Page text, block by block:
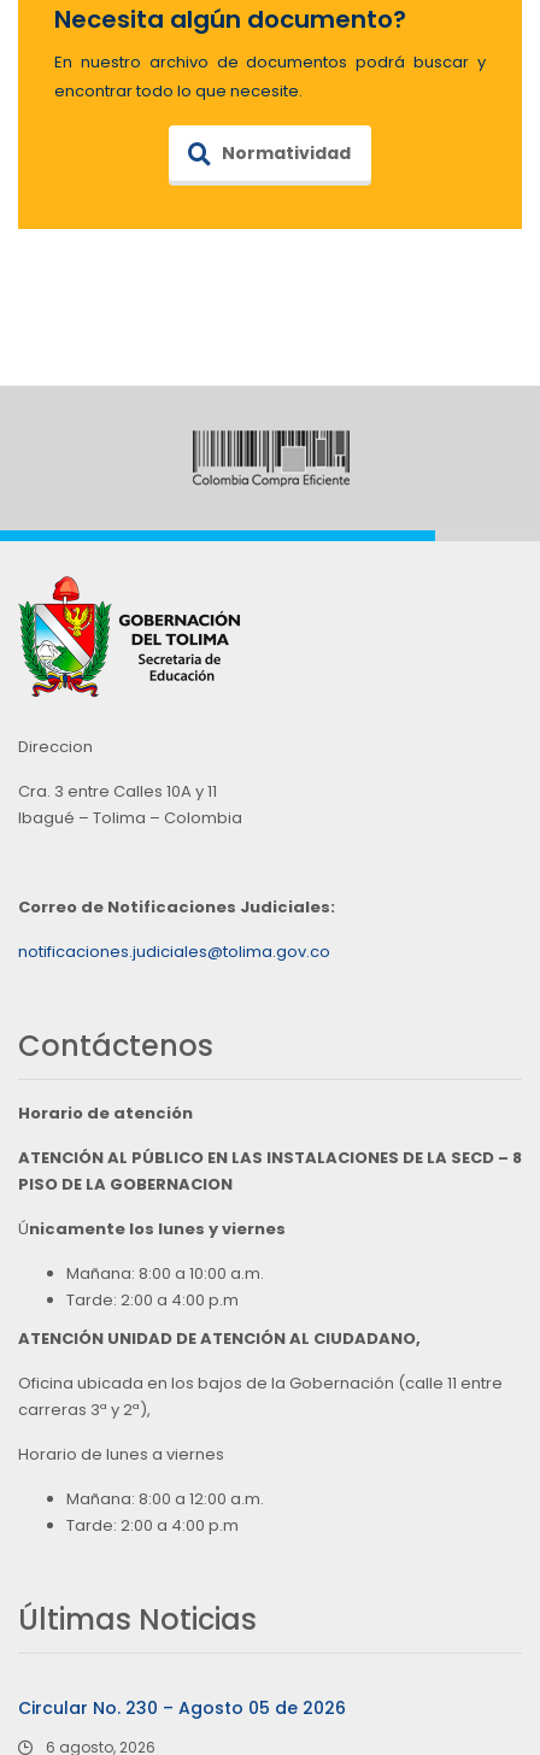
Necesita algún documento?
En nuestro archivo de documentos podrá buscar y
encontrar todo lo que necesite.
Normatividad
Direccion
Cra. 3 entre Calles 10A y 11
Ibagué – Tolima – Colombia
Correo de Notificaciones Judiciales:
notificaciones.judiciales@tolima.gov.co
Contáctenos
Horario de atención
ATENCIÓN AL PÚBLICO EN LAS INSTALACIONES DE LA SECD – 8
PISO DE LA GOBERNACION
Únicamente los lunes y viernes
Mañana: 8:00 a 10:00 a.m.
Tarde: 2:00 a 4:00 p.m
ATENCIÓN UNIDAD DE ATENCIÓN AL CIUDADANO,
Oficina ubicada en los bajos de la Gobernación (calle 11 entre
carreras 3ª y 2ª),
Horario de lunes a viernes
Mañana: 8:00 a 12:00 a.m.
Tarde: 2:00 a 4:00 p.m
Últimas Noticias
Circular No. 230 – Agosto 05 de 2026
6 agosto, 2026